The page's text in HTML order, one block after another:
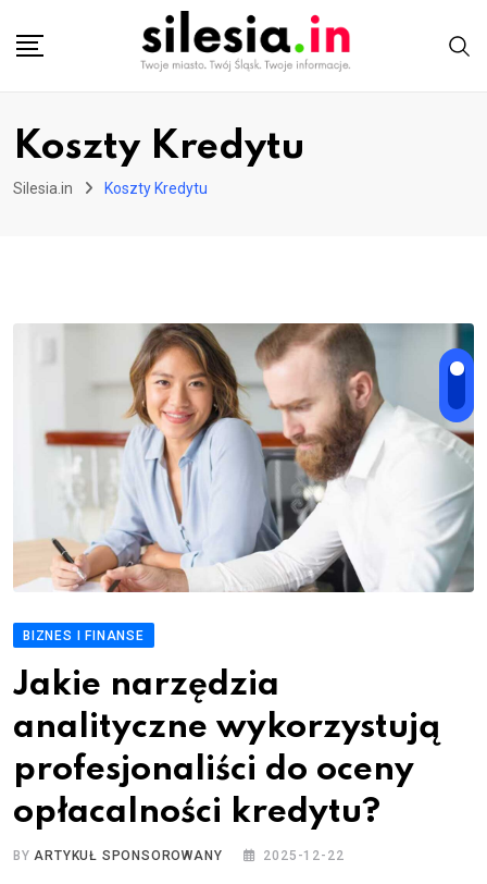
Koszty Kredytu
Silesia.in Koszty Kredytu
BIZNES I FINANSE
Jakie narzędzia
analityczne wykorzystują
profesjonaliści do oceny
opłacalności kredytu?
BYARTYKUŁ SPONSOROWANY 2025-12-22